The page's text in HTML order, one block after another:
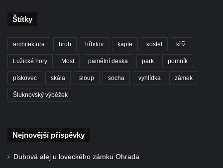
Skalní kaple Nejsvětější Trojice u Česká
Kamenice
Kostel svatého Vendelína v Perštejně
Kostel Nejsvětější Trojice v Klášterci nad
nádraží v Dubé
Štítky
architektura hrob hřbitov kaple kostel kříž
Lužické hory Most pamětní deska park pomník
pískovec skála sloup socha vyhlídka zámek
Šluknovský výběžek
Nejnovější příspěvky
Dubová alej u loveckého zámku Ohrada